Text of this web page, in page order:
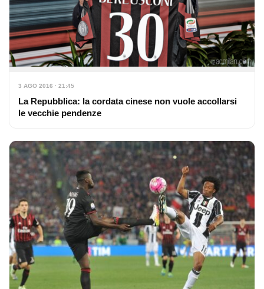
3 AGO 2016 · 21:45
La Repubblica: la cordata cinese non vuole accollarsi
le vecchie pendenze